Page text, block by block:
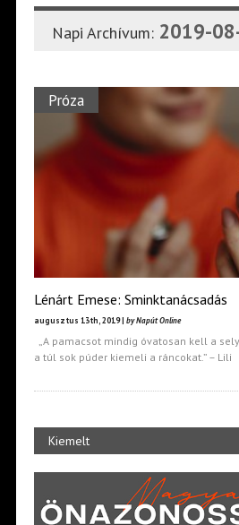
Napi Archívum: 2019-
Próza
Lénárt Emese: Sminktanácsadás
augusztus 13th, 2019 | by Napút Online
„A pamacsot mindig óvatosan kell a
a túl sok púder kiemeli a ráncokat.” – Lili
Kiemelt